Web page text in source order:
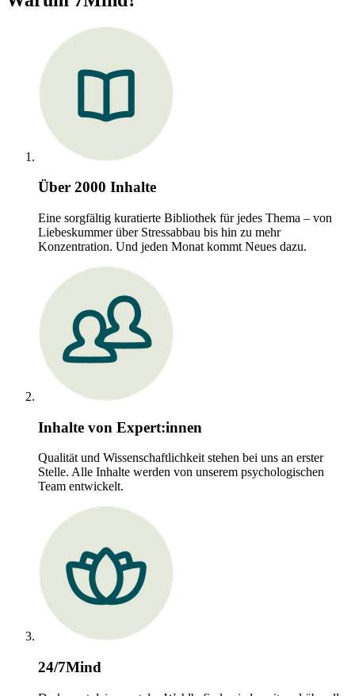
Über 2000 Inhalte
Eine sorgfältig kuratierte Bibliothek für jedes Thema – von
Liebeskummer über Stressabbau bis hin zu mehr
Konzentration. Und jeden Monat kommt Neues dazu.
Inhalte von Expert:innen
Qualität und Wissenschaftlichkeit stehen bei uns an erster
Stelle. Alle Inhalte werden von unserem psychologischen
Team entwickelt.
24/7Mind